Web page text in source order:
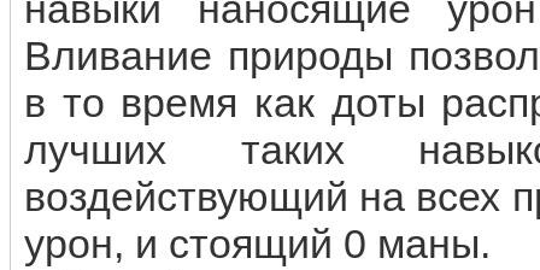
Вливание природы
в то время как доты
лучших таких
воздействующий на всех
урон, и стоящий 0 маны.